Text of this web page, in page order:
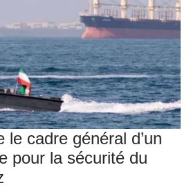
le cadre général d’un
pour la sécurité du